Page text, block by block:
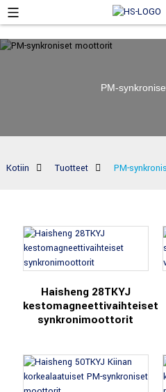
PM-
Kotiin Tuotteet PM-
Haisheng 28TKYJ
kestomagneettivaihteiset
synkronimoottorit